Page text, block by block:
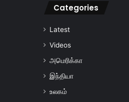
Categories
Latest
Videos
அமெரிக்கா
இந்தியா
உலகம்